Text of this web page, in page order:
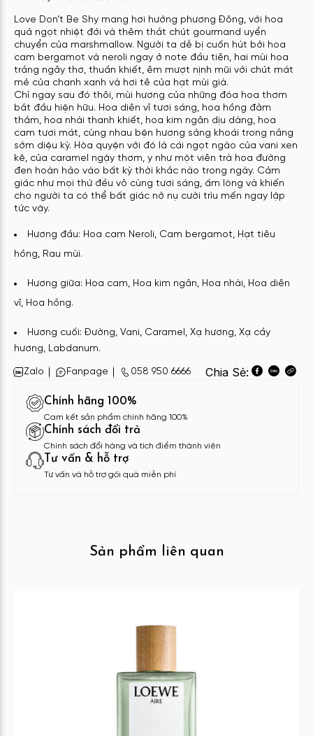
Love Don’t Be Shy mang hơi hướng phương Đông, với hoa
quả ngọt nhiệt đới và thêm thắt chút gourmand uyển
chuyển của marshmallow. Người ta dễ bị cuốn hút bởi hoa
cam bergamot và neroli ngay ở note đầu tiên, hai mùi hoa
trắng ngây thơ, thuần khiết, êm mượt nịnh mũi với chút mát
mẻ của chanh xanh và hơi tê của hạt mùi già.
Chỉ ngay sau đó thôi, mùi hương của những đóa hoa thơm
bắt đầu hiện hữu. Hoa diên vĩ tươi sáng, hoa hồng đằm
thắm, hoa nhài thanh khiết, hoa kim ngân dịu dàng, hoa
cam tươi mát, cùng nhau bện hương sảng khoái trong nắng
sớm diệu kỳ. Hòa quyện với đó là cái ngọt ngào của vani xen
kẽ, của caramel ngậy thơm, y như một viên trà hoa đường
đen hoàn hảo vào bất kỳ thời khắc nào trong ngày. Cảm
giác như mọi thứ đều vô cùng tươi sáng, ấm lòng và khiến
cho người ta có thể bất giác nở nụ cười trìu mến ngay lập
tức vậy.
Hương đầu: Hoa cam Neroli, Cam bergamot, Hạt tiêu
hồng, Rau mùi.
Hương giữa: Hoa cam, Hoa kim ngân, Hoa nhài, Hoa diên
vĩ, Hoa hồng.
Hương cuối: Đường, Vani, Caramel, Xạ hương, Xạ cầy
hương, Labdanum.
Zalo Fanpage 058 950 6666 Chia Sẻ:
Chính hãng 100%
Cam kết sản phẩm chính hãng 100%
Chính sách đổi trả
Chính sách đổi hàng và tích điểm thành viên
Tư vấn & hỗ trợ
Tư vấn và hỗ trợ gói quà miễn phí
Sản phẩm liên quan